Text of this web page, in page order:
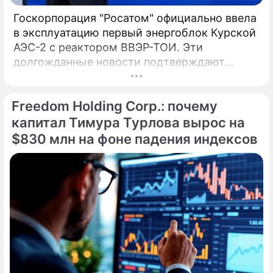
Госкорпорация "Росатом" официально ввела
в эксплуатацию первый энергоблок Курской
АЭС-2 с реактором ВВЭР-ТОИ. Эти
долгожданные новости подтверждают
технологическое лидерство России, а глава
технологическим успехом и трудовым
подвигом. Введенный в эксплуатацию 27
апреля, инновационный энергоблок № 1
Курской АЭС-2 с 1 мая начал официальные
поставки электроэнергии в Единую
энергосистему страны.
Freedom Holding Corp.: почему
капитал Тимура Турлова вырос на
$830 млн на фоне падения индексов